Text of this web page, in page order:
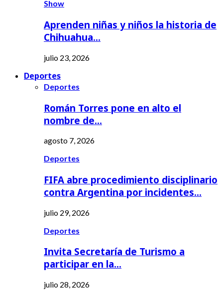
Show
Aprenden niñas y niños la historia de
Chihuahua…
julio 23, 2026
Deportes
Deportes
Román Torres pone en alto el
nombre de…
agosto 7, 2026
Deportes
FIFA abre procedimiento disciplinario
contra Argentina por incidentes…
julio 29, 2026
Deportes
Invita Secretaría de Turismo a
participar en la…
julio 28, 2026